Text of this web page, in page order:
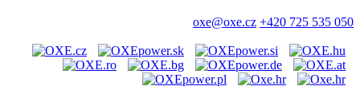
oxe@oxe.cz +420 725 535 050